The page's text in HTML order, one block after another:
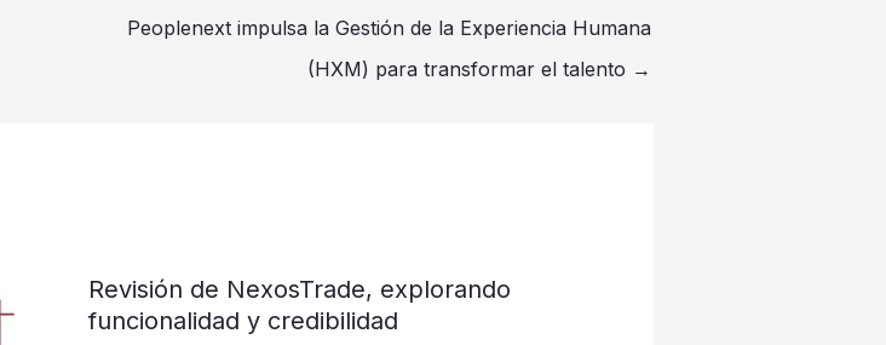
Peoplenext impulsa la Gestión de la Experiencia Humana
(HXM) para transformar el talento →
Revisión de NexosTrade, explorando
funcionalidad y credibilidad